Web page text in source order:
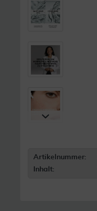
Artikelnummer:
Inhalt: